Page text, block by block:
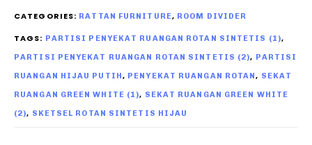
CATEGORIES: RATTAN FURNITURE, ROOM DIVIDER
TAGS: PARTISI PENYEKAT RUANGAN ROTAN SINTETIS (1),
PARTISI PENYEKAT RUANGAN ROTAN SINTETIS (2), PARTISI
RUANGAN HIJAU PUTIH , PENYEKAT RUANGAN ROTAN, SEKAT
RUANGAN GREEN WHITE (1), SEKAT RUANGAN GREEN WHITE
(2), SKETSEL ROTAN SINTETIS HIJAU